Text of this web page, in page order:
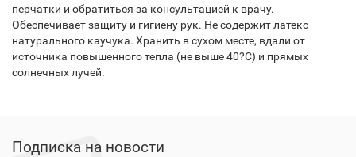
перчатки и обратиться за консультацией к врачу.
Обеспечивает защиту и гигиену рук. Не содержит латекс
натурального каучука. Хранить в сухом месте, вдали от
источника повышенного тепла (не выше 40?С) и прямых
солнечных лучей.
Подписка на новости